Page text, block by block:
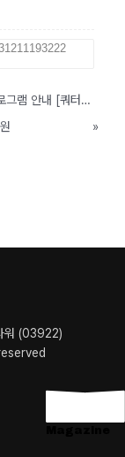
2014 경향하우징페어 참가업체 광고비 지원 프로그램 안내 [쿼터광고]
»
워 (03922)